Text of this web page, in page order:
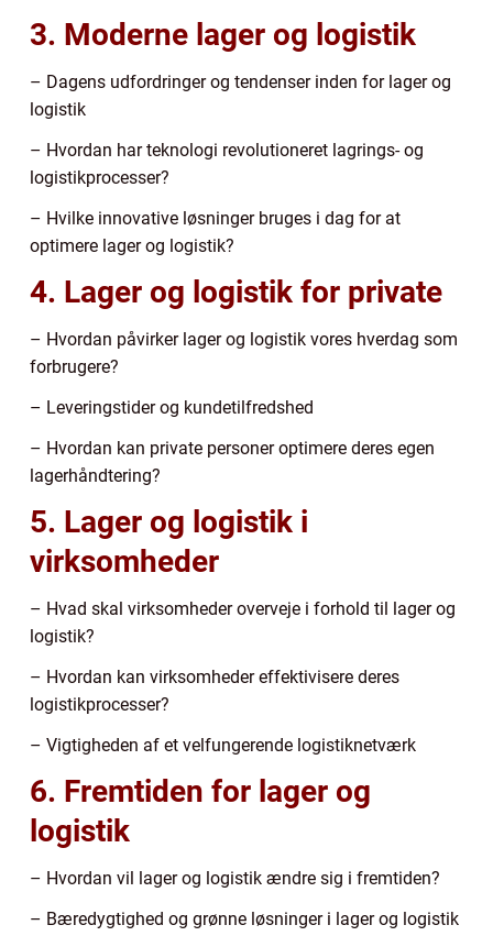
3. Moderne lager og logistik
– Dagens udfordringer og tendenser inden for lager og
logistik
– Hvordan har teknologi revolutioneret lagrings- og
logistikprocesser?
– Hvilke innovative løsninger bruges i dag for at
optimere lager og logistik?
4. Lager og logistik for private
– Hvordan påvirker lager og logistik vores hverdag som
forbrugere?
– Leveringstider og kundetilfredshed
– Hvordan kan private personer optimere deres egen
lagerhåndtering?
5. Lager og logistik i
virksomheder
– Hvad skal virksomheder overveje i forhold til lager og
logistik?
– Hvordan kan virksomheder effektivisere deres
logistikprocesser?
– Vigtigheden af et velfungerende logistiknetværk
6. Fremtiden for lager og
logistik
– Hvordan vil lager og logistik ændre sig i fremtiden?
– Bæredygtighed og grønne løsninger i lager og logistik